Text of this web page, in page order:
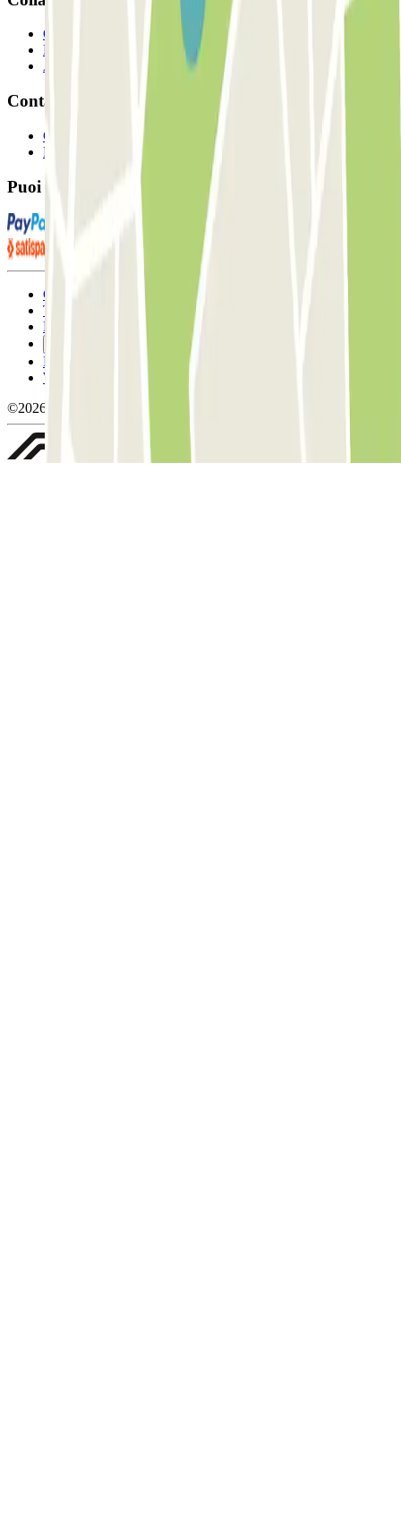
Collaboratori
Proprietari di parcheggio
Affiliati
Contatto
Contattaci
FAQ
Puoi utilizzare questi metodi di pagamento:
Condizioni contrattuali e di utilizzo
Termini di cancellazione
Politica sui cookies
Politica sulla privacy
Whistleblowing
©2026 Parclick. Tutti i diritti riservati